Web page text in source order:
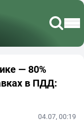
— 80%
в ПДД:
04.07, 00:19